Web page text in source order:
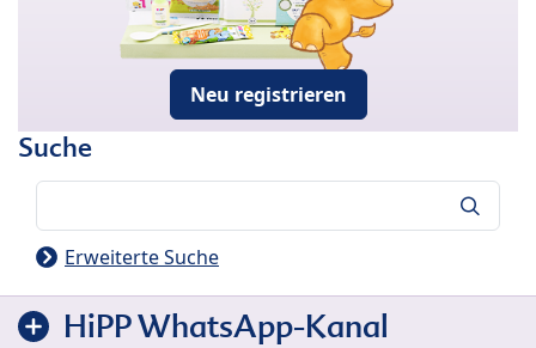
Neu registrieren
Suche
Erweiterte Suche
HiPP WhatsApp-Kanal